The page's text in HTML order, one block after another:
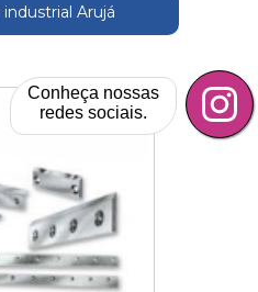
Arujá
Conheça nossas
redes sociais.